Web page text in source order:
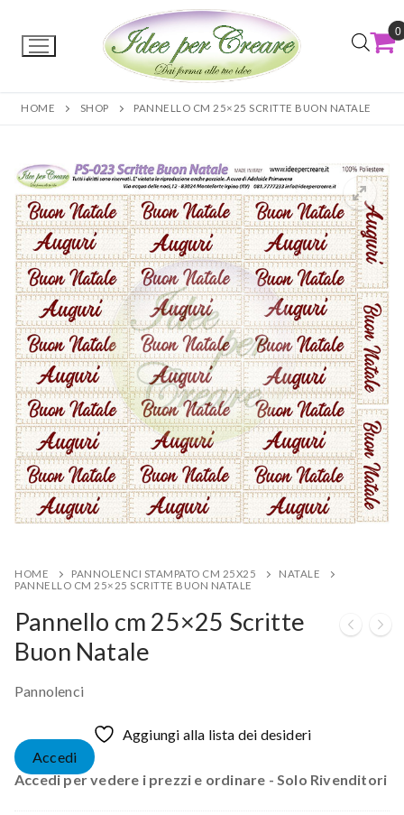
0
HOME SHOP PANNELLO CM 25×25 SCRITTE BUON NATALE
HOME PANNOLENCI STAMPATO CM 25X25
NATALE
PANNELLO CM 25×25 SCRITTE BUON NATALE
Pannello cm 25×25 Scritte
Buon Natale
Pannolenci
Aggiungi alla lista dei desideri
Accedi
Accedi per vedere i prezzi e ordinare - Solo Rivenditori